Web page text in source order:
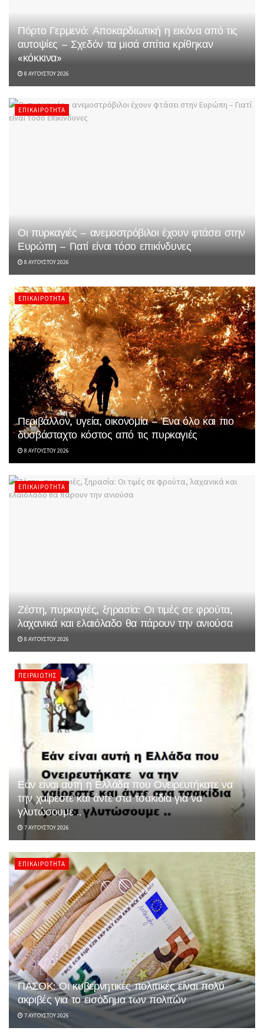
Πόρτο Γερμενό: Αποκαρδιωτική η εικόνα από τις
αυτοψίες – Σχεδόν τα μισά σπίτια κρίθηκαν
«κόκκινα»
8 ΑΥΓΟΎΣΤΟΥ 2026
ΕΠΙΚΑΙΡΌΤΗΤΑ
Οι πυρκαγιές – ανεμοστρόβιλοι έχουν φτάσει στην
Ευρώπη – Γιατί είναι τόσο επικίνδυνες
8 ΑΥΓΟΎΣΤΟΥ 2026
ΕΠΙΚΑΙΡΌΤΗΤΑ
Περιβάλλον, υγεία, οικονομία – Ένα όλο και πιο
δυσβάσταχτο κόστος από τις πυρκαγιές
8 ΑΥΓΟΎΣΤΟΥ 2026
ΕΠΙΚΑΙΡΌΤΗΤΑ
Ζέστη, πυρκαγιές, ξηρασία: Οι τιμές σε φρούτα,
λαχανικά και ελαιόλαδο θα πάρουν την ανιούσα
8 ΑΥΓΟΎΣΤΟΥ 2026
ΠΕΙΡΑΙΏΤΗΣ
Εάν είναι αυτή η Ελλάδα που Ονειρευτήκατε να
την χαίρεστε και άντε στα τσακίδια για να
γλυτώσουμε ..
7 ΑΥΓΟΎΣΤΟΥ 2026
ΕΠΙΚΑΙΡΌΤΗΤΑ
ΠΑΣΟΚ: Οι κυβερνητικές πολιτικές είναι πολύ
ακριβές για το εισόδημα των πολιτών
7 ΑΥΓΟΎΣΤΟΥ 2026